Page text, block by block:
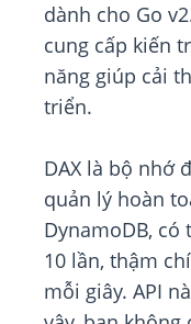
dành cho Go
cung cấp kiến
năng giúp cải
triển.
DAX là bộ nhớ
quản lý hoàn
DynamoDB,
10 lần, thậm
mỗi giây. API